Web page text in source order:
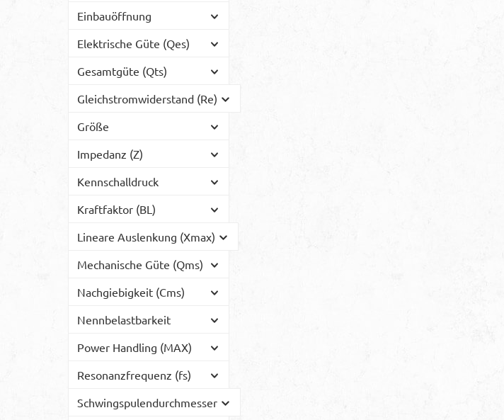
Einbauöffnung
Elektrische Güte (Qes)
Gesamtgüte (Qts)
Gleichstromwiderstand (Re)
Größe
Impedanz (Z)
Kennschalldruck
Kraftfaktor (BL)
Lineare Auslenkung (Xmax)
Mechanische Güte (Qms)
Nachgiebigkeit (Cms)
Nennbelastbarkeit
Power Handling (MAX)
Resonanzfrequenz (fs)
Schwingspulendurchmesser